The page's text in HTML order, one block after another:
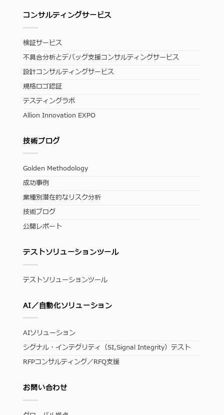
コンサルティングサービス
検証サービス
不具合分析とデバッグ支援コンサルティングサービス
設計コンサルティングサービス
規格ロゴ認証
テスティングラボ
Allion Innovation EXPO
技術ブログ
Golden Methodology
成功事例
業種別潜在的なリスク分析
技術ブログ
公開レポート
テストソリューションツール
テストソリューションツール
AI／自動化ソリューション
AIソリューション
シグナル・インテグリティ（SI,Signal Integrity）テスト
RFPコンサルティング／RFQ支援
お問い合わせ